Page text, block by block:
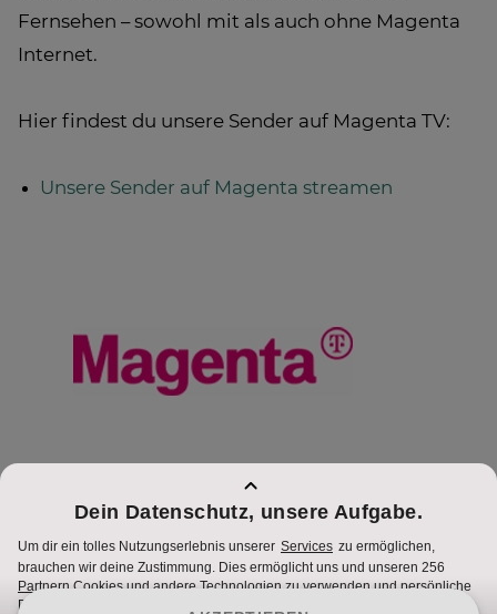
Fernsehen – sowohl mit als auch ohne Magenta
Internet.
Hier findest du unsere Sender auf Magenta TV:
Unsere Sender auf Magenta streamen